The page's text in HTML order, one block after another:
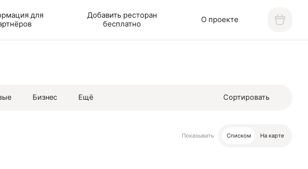
для
Добавить ресторан
бесплатно
О проекте
Бизнес Ещё Сортировать
Показывать Списком На карте